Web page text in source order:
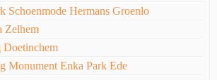
Schoenmode Hermans Groenlo
Zelhem
Doetinchem
Monument Enka Park Ede